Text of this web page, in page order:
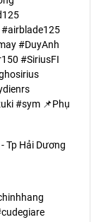
#DuyAnh
#SiriusFI
#sym 📌Phụ
Tp Hải Dương